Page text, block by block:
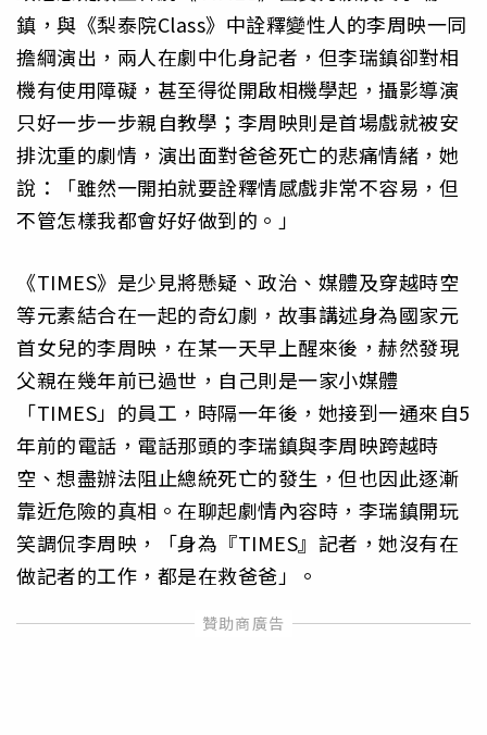
鎮，與《梨泰院Class》中詮釋變性人的李周映一同
擔綱演出，兩人在劇中化身記者，但李瑞鎮卻對相
機有使用障礙，甚至得從開啟相機學起，攝影導演
只好一步一步親自教學；李周映則是首場戲就被安
排沈重的劇情，演出面對爸爸死亡的悲痛情緒，她
說：「雖然一開拍就要詮釋情感戲非常不容易，但
不管怎樣我都會好好做到的。」
《TIMES》是少見將懸疑、政治、媒體及穿越時空
等元素結合在一起的奇幻劇，故事講述身為國家元
首女兒的李周映，在某一天早上醒來後，赫然發現
父親在幾年前已過世，自己則是一家小媒體
「TIMES」的員工，時隔一年後，她接到一通來自5
年前的電話，電話那頭的李瑞鎮與李周映跨越時
空、想盡辦法阻止總統死亡的發生，但也因此逐漸
靠近危險的真相。在聊起劇情內容時，李瑞鎮開玩
笑調侃李周映，「身為『TIMES』記者，她沒有在
做記者的工作，都是在救爸爸」。